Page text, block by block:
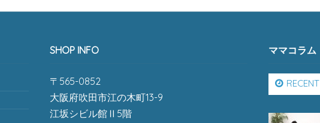
SHOP INFO
〒565-0852
大阪府吹田市江の木町13-9
江坂シビル館Ⅱ5階
ママコラム
RECENT